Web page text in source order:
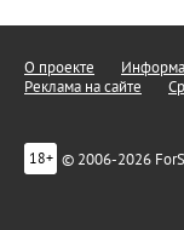
О проекте
Реклама на сайте
18+ © 2006-2026